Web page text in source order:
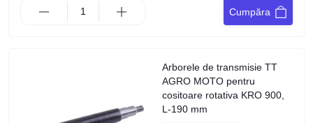
Cumpăra
Arborele de transmisie TT
AGRO MOTO pentru
cositoare rotativa KRO 900,
L-190 mm